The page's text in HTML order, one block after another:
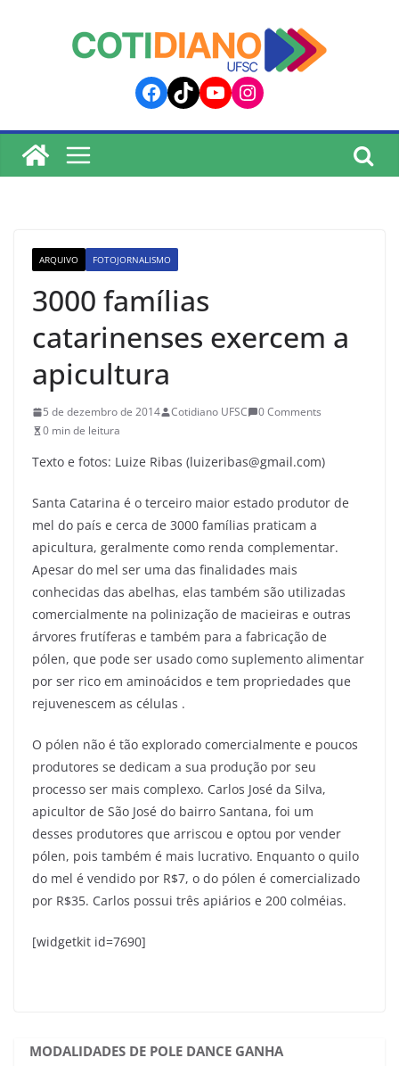
Facebook
TikTokYouTube
Instagram
ARQUIVO FOTOJORNALISMO
3000 famílias
catarinenses exercem a
apicultura
5 de dezembro de 2014 Cotidiano UFSC
0 Comments
0 min de leitura
Texto e fotos: Luize Ribas (luizeribas@gmail.com)
Santa Catarina é o terceiro maior estado produtor de
mel do país e cerca de 3000 famílias praticam a
apicultura, geralmente como renda complementar.
Apesar do mel ser uma das finalidades mais
conhecidas das abelhas, elas também são utilizadas
comercialmente na polinização de macieiras e outras
árvores frutíferas e também para a fabricação de
pólen, que pode ser usado como suplemento alimentar
por ser rico em aminoácidos e tem propriedades que
rejuvenescem as células .
O pólen não é tão explorado comercialmente e poucos
produtores se dedicam a sua produção por seu
processo ser mais complexo. Carlos José da Silva,
apicultor de São José do bairro Santana, foi um
desses produtores que arriscou e optou por vender
pólen, pois também é mais lucrativo. Enquanto o quilo
do mel é vendido por R$7, o do pólen é comercializado
por R$35. Carlos possui três apiários e 200 colméias.
[widgetkit id=7690]
MODALIDADES DE POLE DANCE GANHA